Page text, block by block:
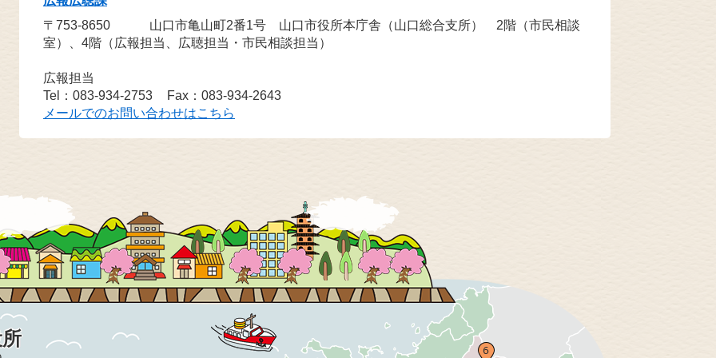
〒753-8650
山口市亀山町2番1号 山口市役所本庁舎（山口総合支所） 2階（市民相談
室）、4階（広報担当、広聴担当・市民相談担当）
広報担当
Tel：083-934-2753
Fax：083-934-2643
メールでのお問い合わせはこちら